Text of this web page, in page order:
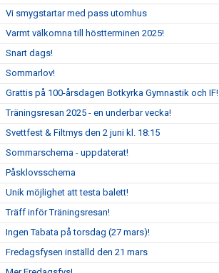
Vi smygstartar med pass utomhus
Varmt välkomna till höstterminen 2025!
Snart dags!
Sommarlov!
Grattis på 100-årsdagen Botkyrka Gymnastik och IF!
Träningsresan 2025 - en underbar vecka!
Svettfest & Filtmys den 2 juni kl. 18:15
Sommarschema - uppdaterat!
Påsklovsschema
Unik möjlighet att testa balett!
Träff inför Träningsresan!
Ingen Tabata på torsdag (27 mars)!
Fredagsfysen inställd den 21 mars